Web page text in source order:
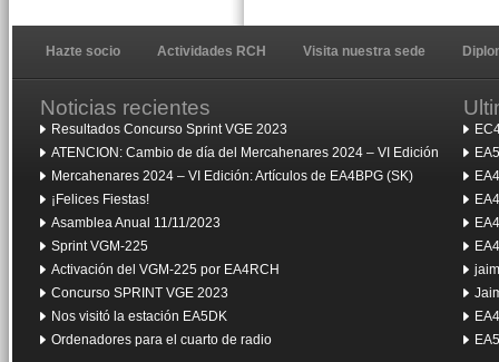
Hazte socio Actividades RCH Visita nuestra sede
Noticias recientes
Resultados Concurso Sprint VGE 2023
ATENCION: Cambio de día del Mercahenares 2024 – VI Edición
Mercahenares 2024 – VI Edición: Artículos de EA4BPG (SK)
¡Felices Fiestas!
Asamblea Anual 11/11/2023
Sprint VGM-225
Activación del VGM-225 por EA4RCH
Concurso SPRINT VGE 2023
Nos visitó la estación EA5DK
Ordenadores para el cuarto de radio